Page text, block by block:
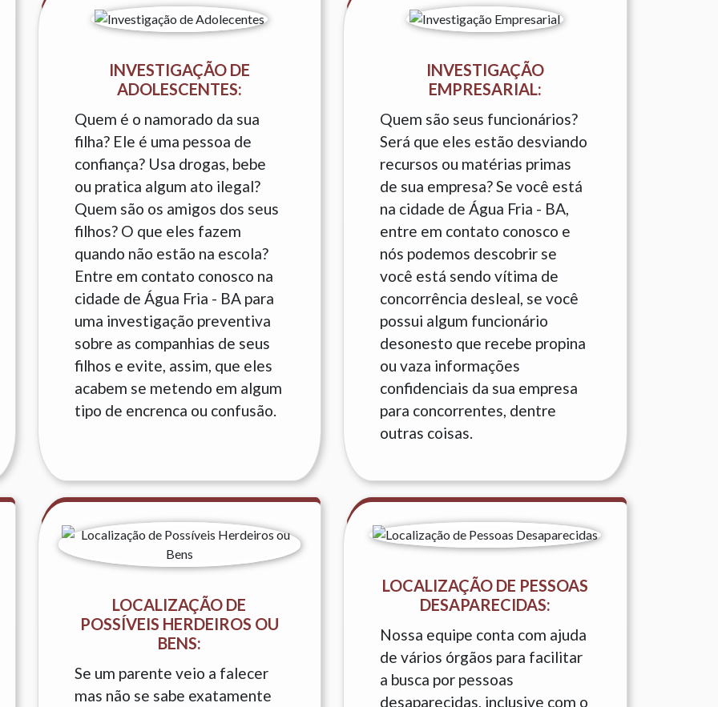
INVESTIGAÇÃO DE
ADOLESCENTES:
Quem é o namorado da sua
filha? Ele é uma pessoa de
confiança? Usa drogas, bebe
ou pratica algum ato ilegal?
Quem são os amigos dos seus
filhos? O que eles fazem
quando não estão na escola?
Entre em contato conosco na
cidade de Água Fria - BA para
uma investigação preventiva
sobre as companhias de seus
filhos e evite, assim, que eles
acabem se metendo em algum
tipo de encrenca ou confusão.
INVESTIGAÇÃO
EMPRESARIAL:
Quem são seus funcionários?
Será que eles estão desviando
recursos ou matérias primas
de sua empresa? Se você está
na cidade de Água Fria - BA,
entre em contato conosco e
nós podemos descobrir se
você está sendo vítima de
concorrência desleal, se você
possui algum funcionário
desonesto que recebe propina
ou vaza informações
confidenciais da sua empresa
para concorrentes, dentre
outras coisas.
LOCALIZAÇÃO DE
POSSÍVEIS HERDEIROS OU
BENS:
Se um parente veio a falecer
mas não se sabe exatamente
LOCALIZAÇÃO DE PESSOAS
DESAPARECIDAS:
Nossa equipe conta com ajuda
de vários órgãos para facilitar
a busca por pessoas
desaparecidas, inclusive com o